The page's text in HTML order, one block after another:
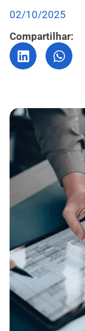
02/10/2025
Compartilhar: